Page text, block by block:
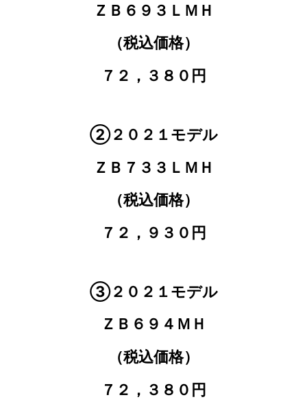
ＺＢ６９３ＬＭＨ
（税込価格）
７２，３８０円
②２０２１モデル
ＺＢ７３３ＬＭＨ
（税込価格）
７２，９３０円
③２０２１モデル
ＺＢ６９４ＭＨ
（税込価格）
７２，３８０円